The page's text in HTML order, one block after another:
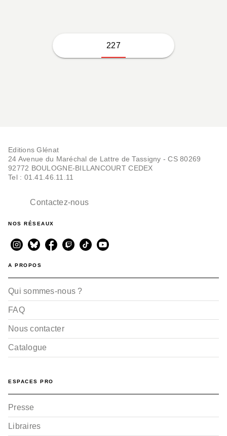
227
Editions Glénat
24 Avenue du Maréchal de Lattre de Tassigny - CS 80269
92772 BOULOGNE-BILLANCOURT CEDEX
Tel : 01.41.46.11.11
Contactez-nous
NOS RÉSEAUX
A PROPOS
Qui sommes-nous ?
FAQ
Nous contacter
Catalogue
ESPACES PRO
Presse
Libraires